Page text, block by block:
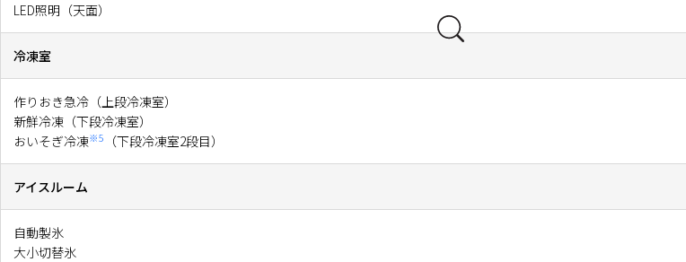
LED照明（天面）
冷凍室
作りおき急冷（上段冷凍室）
新鮮冷凍（下段冷凍室）
おいそぎ冷凍※5 （下段冷凍室2段目）
アイスルーム
自動製氷
大小切替氷